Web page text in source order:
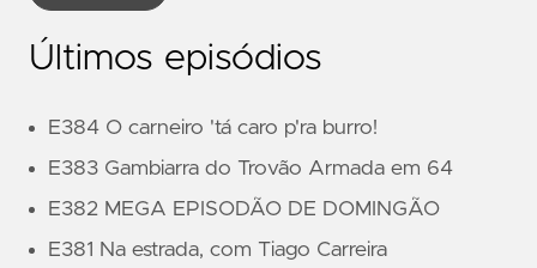
Últimos episódios
E384 O carneiro 'tá caro p'ra burro!
E383 Gambiarra do Trovão Armada em 64
E382 MEGA EPISODÃO DE DOMINGÃO
E381 Na estrada, com Tiago Carreira